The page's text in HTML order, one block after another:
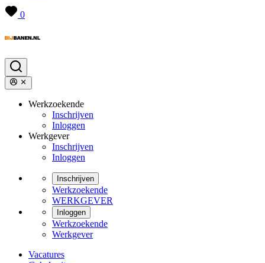
0
Werkzoekende
Inschrijven
Inloggen
Werkgever
Inschrijven
Inloggen
Inschrijven
Werkzoekende
WERKGEVER
Inloggen
Werkzoekende
Werkgever
Vacatures